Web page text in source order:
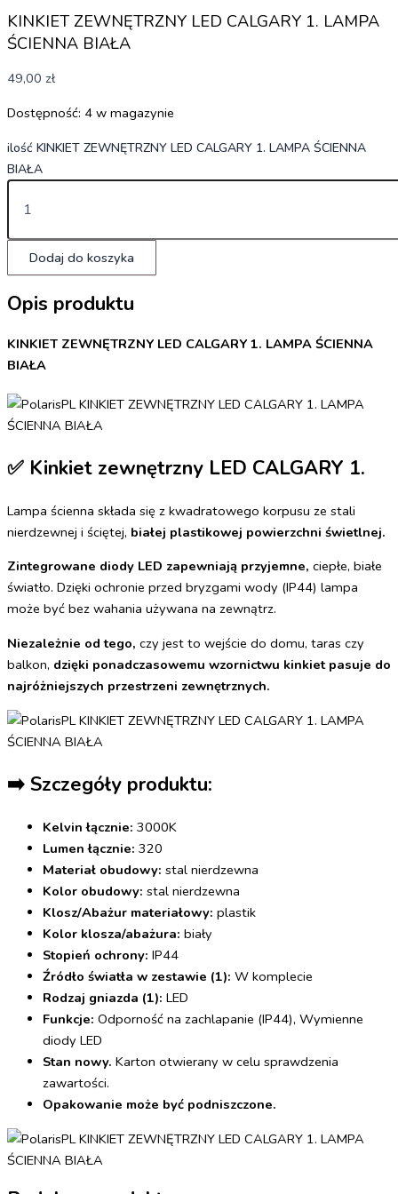
KINKIET ZEWNĘTRZNY LED CALGARY 1. LAMPA
ŚCIENNA BIAŁA
49,00 zł
Dostępność: 4 w magazynie
ilość KINKIET ZEWNĘTRZNY LED CALGARY 1. LAMPA ŚCIENNA
BIAŁA
Dodaj do koszyka
Opis produktu
KINKIET ZEWNĘTRZNY LED CALGARY 1. LAMPA ŚCIENNA
BIAŁA
✅ Kinkiet zewnętrzny LED CALGARY 1.
Lampa ścienna składa się z kwadratowego korpusu ze stali
nierdzewnej i ściętej, białej plastikowej powierzchni świetlnej.
Zintegrowane diody LED zapewniają przyjemne, ciepłe, białe
światło. Dzięki ochronie przed bryzgami wody (IP44) lampa
może być bez wahania używana na zewnątrz.
Niezależnie od tego, czy jest to wejście do domu, taras czy
balkon, dzięki ponadczasowemu wzornictwu kinkiet pasuje do
najróżniejszych przestrzeni zewnętrznych.
➡️ Szczegóły produktu:
Kelvin łącznie: 3000K
Lumen łącznie: 320
Materiał obudowy: stal nierdzewna
Kolor obudowy: stal nierdzewna
Klosz/Abażur materiałowy: plastik
Kolor klosza/abażura: biały
Stopień ochrony: IP44
Źródło światła w zestawie (1): W komplecie
Rodzaj gniazda (1): LED
Funkcje: Odporność na zachlapanie (IP44), Wymienne
diody LED
Stan nowy. Karton otwierany w celu sprawdzenia
zawartości.
Opakowanie może być podniszczone.